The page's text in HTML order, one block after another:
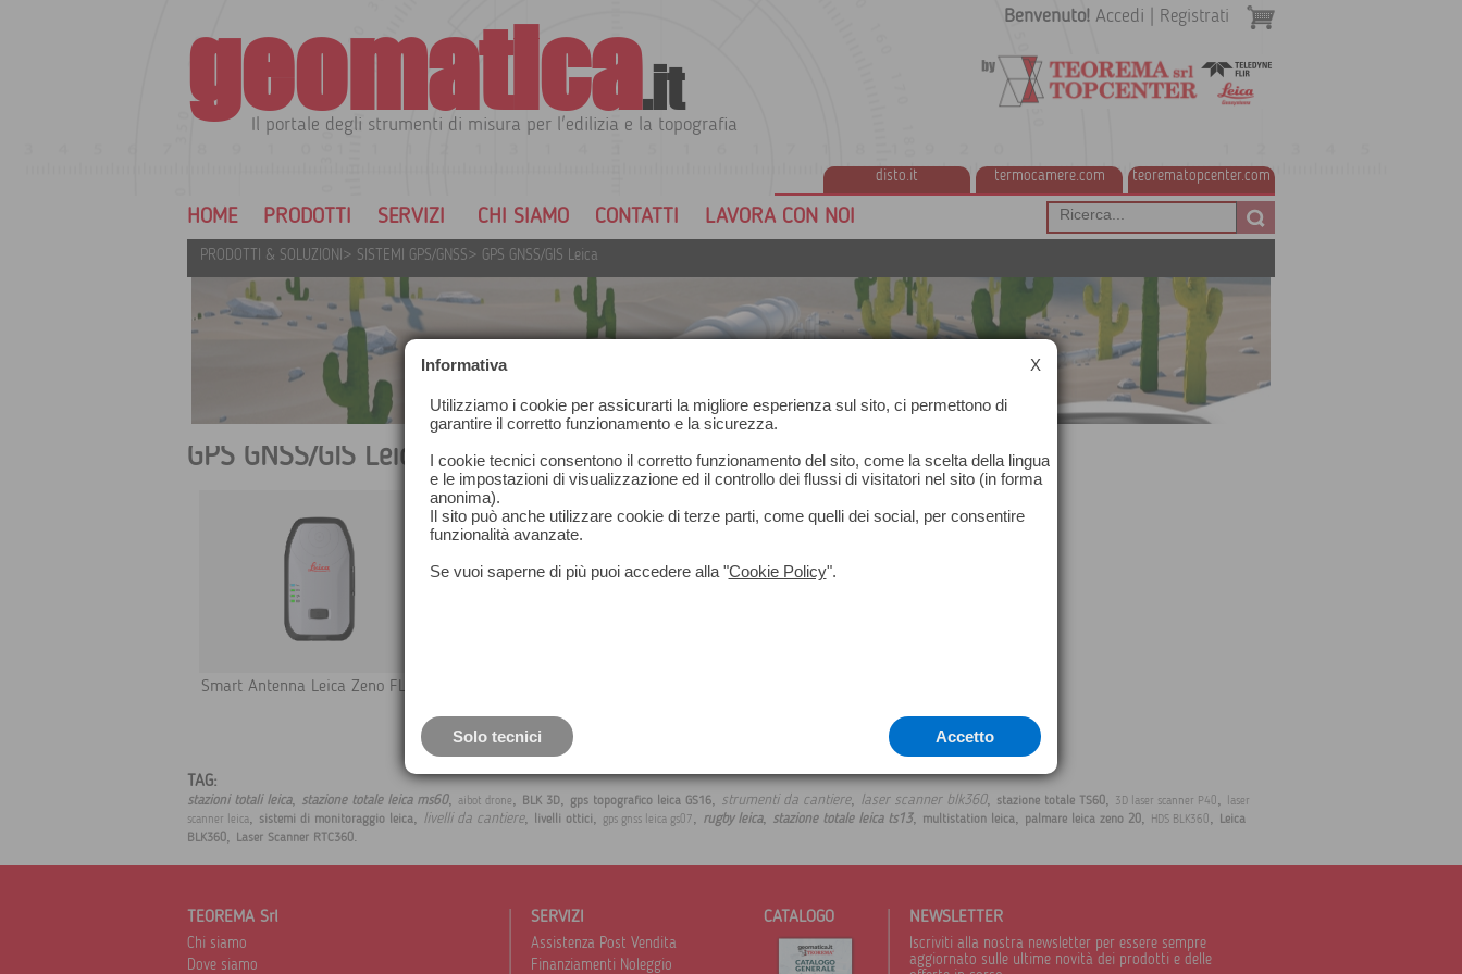
geomatica.it
Il portale degli strumenti di misura per l'edilizia e la topografia
disto.it termocamere.com teorematopcenter.com
Benvenuto! Accedi Registrati
HOME PRODOTTI SERVIZI CHI SIAMO CONTATTI LAVORA CON NOI
PRODOTTI & SOLUZIONI > SISTEMI GPS/GNSS > GPS GNSS/GIS Leica
GPS GNSS/GIS Leica
Smart Antenna Leica Zeno FLX100
TAG:
stazioni totali leica, stazione totale leica ms60, aibot drone, BLK 3D, gps topografico leica GS16, strumenti da cantiere, laser scanner blk360, stazione totale TS60, 3D laser scanner P40,
laser
scanner leica, sistemi di monitoraggio leica, livelli da cantiere, livelli ottici, gps gnss leica gs07, rugby leica, stazione totale leica ts13, multistation leica, palmare leica zeno 20, HDS BLK360,
Leica
BLK360, Laser Scanner RTC360.
TEOREMA Srl
Chi siamo
Dove siamo
SERVIZI
Assistenza Post Vendita
Finanziamenti Noleggio
CATALOGO NEWSLETTER
Iscriviti alla nostra newsletter per essere sempre
aggiornato sulle ultime novità dei prodotti e delle
Informativa X
Utilizziamo i cookie per assicurarti la migliore esperienza sul sito, ci permettono di
garantire il corretto funzionamento e la sicurezza.
I cookie tecnici consentono il corretto funzionamento del sito, come la scelta della lingua
e le impostazioni di visualizzazione ed il controllo dei flussi di visitatori nel sito (in forma
anonima).
Il sito può anche utilizzare cookie di terze parti, come quelli dei social, per consentire
funzionalità avanzate.
Se vuoi saperne di più puoi accedere alla "Cookie Policy".
Solo tecnici Accetto